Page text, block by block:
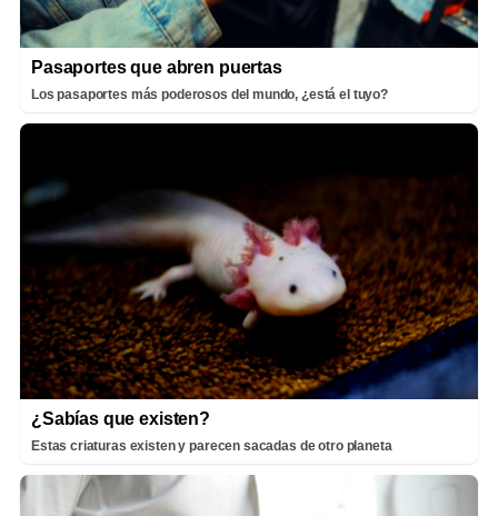
Pasaportes que abren puertas
Los pasaportes más poderosos del mundo, ¿está el tuyo?
¿Sabías que existen?
Estas criaturas existen y parecen sacadas de otro planeta